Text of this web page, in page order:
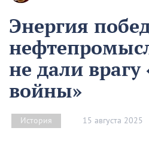
Энергия
не дали врагу
войны»
История 15 августа 2025